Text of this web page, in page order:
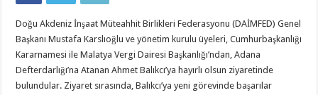
Doğu Akdeniz İnşaat Müteahhit Birlikleri Federasyonu (DAİMFED) Genel
Başkanı Mustafa Karslıoğlu ve yönetim kurulu üyeleri, Cumhurbaşkanlığı
Kararnamesi ile Malatya Vergi Dairesi Başkanlığı’ndan, Adana
Defterdarlığı’na Atanan Ahmet Balıkcı’ya hayırlı olsun ziyaretinde
bulundular. Ziyaret sırasında, Balıkcı’ya yeni görevinde başarılar